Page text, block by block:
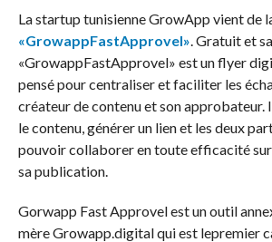
La startup tunisienne GrowApp vient de
«GrowappFastApprovel». Gratuit et
«GrowappFastApprovel» est un flyer
pensé pour centraliser et faciliter les
créateur de contenu et son approbateur.
le contenu, générer un lien et les deux
pouvoir collaborer en toute efficacité
sa publication.
Gorwapp Fast Approvel est un outil
mère Growapp.digital qui est lepremier